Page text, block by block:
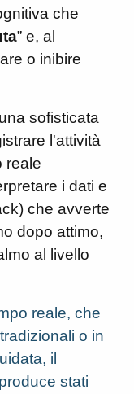
che
” e, al
o inibire
sofisticata
l'attività
reale
i dati e
che avverte
dopo attimo,
al livello
reale, che
o in
il
stati